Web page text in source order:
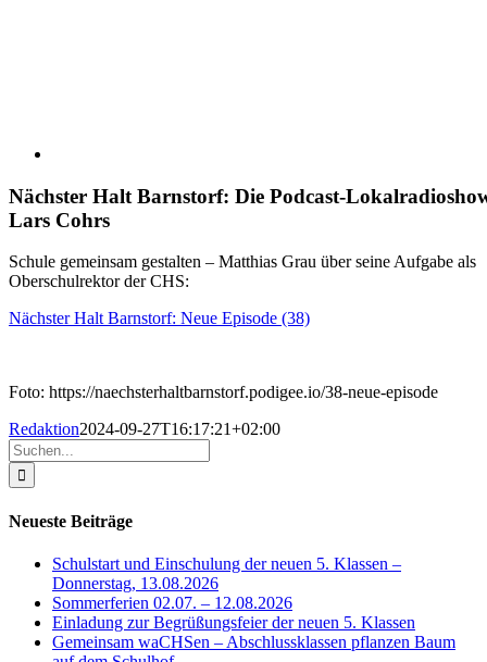
Nächster Halt Barnstorf: Die Podcast-
Lars Cohrs
Schule gemeinsam gestalten – Matthias Grau über seine Aufgabe als
Oberschulrektor der CHS:
Nächster Halt Barnstorf: Neue Episode (38)
Foto: https://naechsterhaltbarnstorf.podigee.io/38-neue-episode
Redaktion2024-09-27T16:17:21+02:00
Suche
nach:
Neueste Beiträge
Schulstart und Einschulung der neuen 5. Klassen –
Donnerstag, 13.08.2026
Sommerferien 02.07. – 12.08.2026
Einladung zur Begrüßungsfeier der neuen 5. Klassen
Gemeinsam waCHSen – Abschlussklassen pflanzen Baum